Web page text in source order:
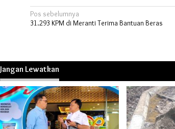
Navigasi
pos
Pos sebelumnya
31.293 KPM di Meranti Terima Bantuan Beras
Jangan Lewatkan